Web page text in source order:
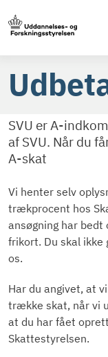
SVU er A-
af SVU. Når du
A-skat
Vi henter selv
trækprocent hos
ansøgning har
frikort. Du skal ikke
os.
Har du angivet, at
trække skat, når vi
at du har fået
Skattestyrelsen.